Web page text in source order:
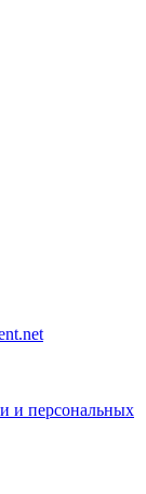
и персональных